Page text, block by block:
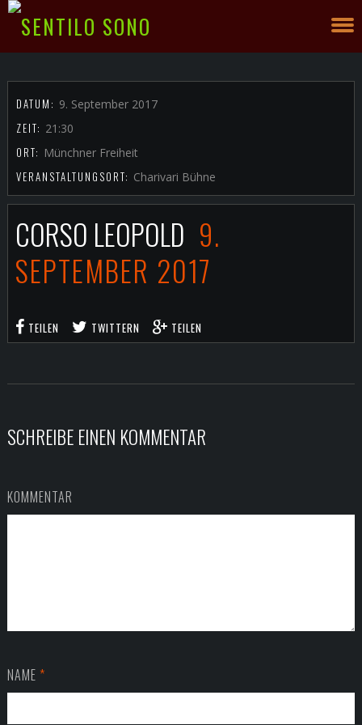
DATUM: 9. September 2017
ZEIT: 21:30
ORT: Münchner Freiheit
VERANSTALTUNGSORT: Charivari Bühne
CORSO LEOPOLD 9.
SEPTEMBER 2017
TEILEN TWITTERN TEILEN
SCHREIBE EINEN KOMMENTAR
KOMMENTAR
NAME *